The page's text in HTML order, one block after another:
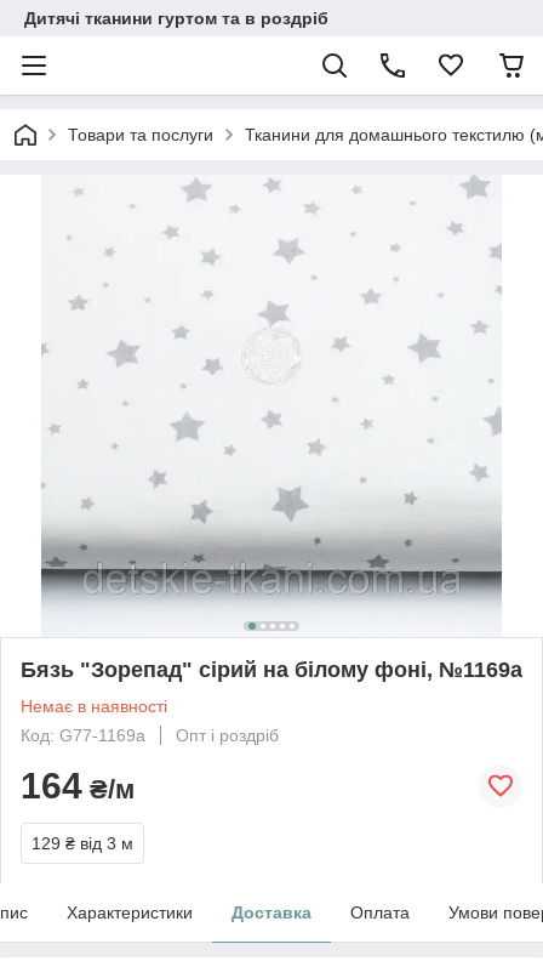
Дитячі тканини гуртом та в роздріб
Товари та послуги Тканини для домашнього текстилю
Бязь "Зорепад" сірий на білому фоні, №1169а
Немає в наявності
Код: G77-1169а
Опт і роздріб
164 ₴/м
129 ₴ від 3 м
Характеристики Доставка Оплата Умови